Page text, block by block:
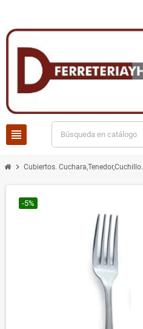
view_headline
chevron_right Cubiertos. Cuchara,Tenedor,Cuchillo.
-5%